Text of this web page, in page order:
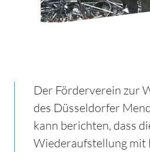
Der Förderverein zur
des Düsseldorfer
kann berichten, dass
Wiederaufstellung mit